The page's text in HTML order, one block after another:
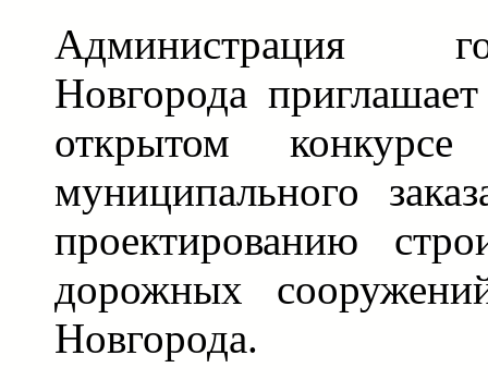
Администрация
Новгорода
открытом
муниципального
проектированию
дорожных
Новгорода.